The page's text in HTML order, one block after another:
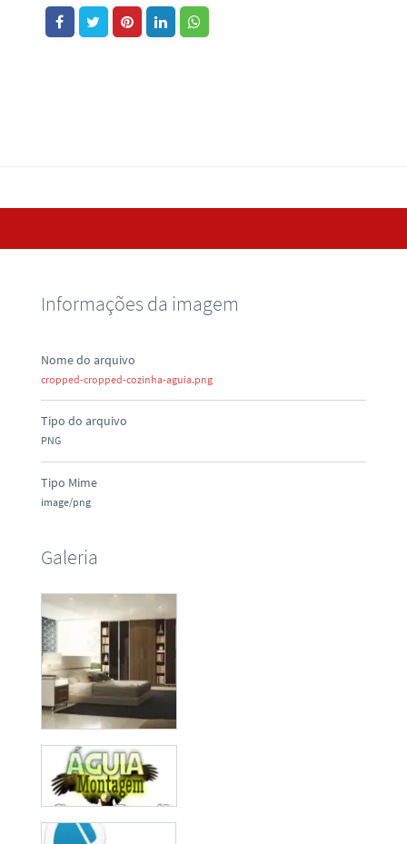
Informações da imagem
Nome do arquivo
cropped-cropped-cozinha-aguia.png
Tipo do arquivo
PNG
Tipo Mime
image/png
Galeria